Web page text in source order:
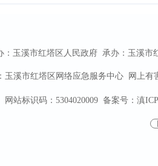
：玉溪市红塔区人民政府 承办：玉溪市
玉溪市红塔区网络应急服务中心 网上有
网站标识码：5304020009备案号：滇